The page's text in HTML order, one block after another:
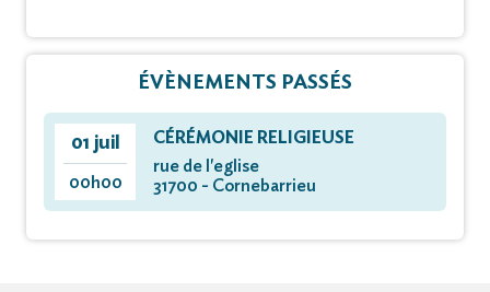
ÉVÈNEMENTS PASSÉS
01 juil
00h00
CÉRÉMONIE RELIGIEUSE
rue de l'eglise
31700 - Cornebarrieu